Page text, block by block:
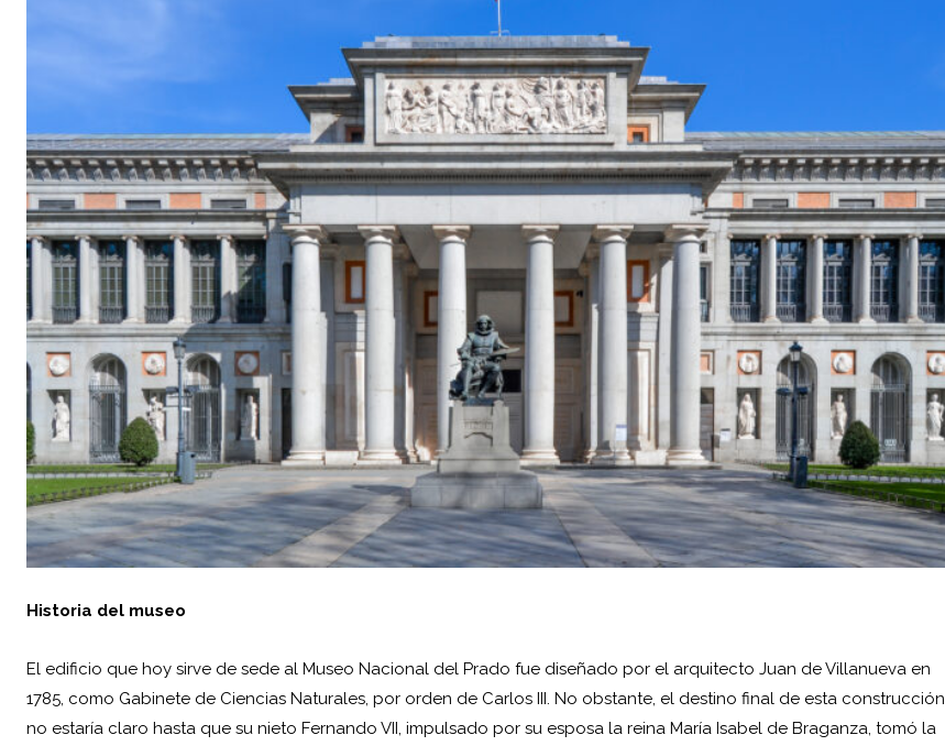
Historia del museo
El edificio que hoy sirve de sede al Museo Nacional del Prado fue diseñado por el arquitecto Juan de Villanueva en
1785, como Gabinete de Ciencias Naturales, por orden de Carlos III. No obstante, el destino final de esta construcción
no estaría claro hasta que su nieto Fernando VII, impulsado por su esposa la reina María Isabel de Braganza, tomó la